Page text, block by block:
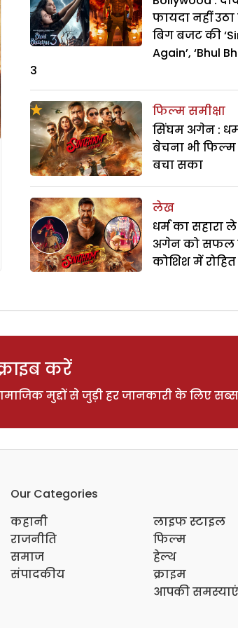
फायदा नहीं
बिग बजट की
Again’, ‘Bhul
3
फिल्म समीक्षा
सिंघम अगेन :
बेचना भी
बचा सका
लेख
धर्म का सहारा
अगेन को सफल
कोशिश में रोहित
करें
मुद्दों से जुड़ी हर जानकारी के लिए
Our Categories
कहानी
राजनीति
समाज
संपादकीय
लाइफ स्टाइल
फिल्म
हेल्थ
क्राइम
आपकी समस्याएं